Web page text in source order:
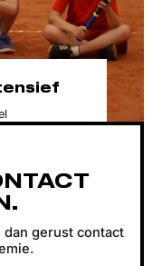
gerust contact